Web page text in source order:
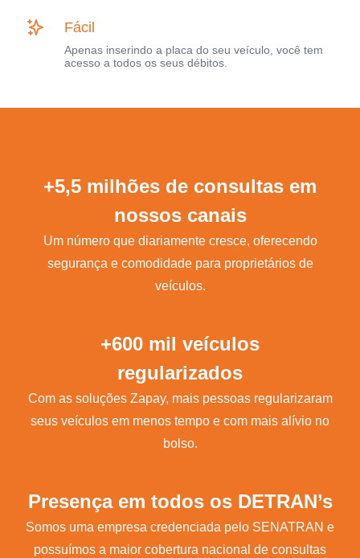
Fácil
Apenas inserindo a placa do seu veículo, você tem
acesso a todos os seus débitos.
+5,5 milhões de consultas em
nossos canais
Um número que diariamente cresce, oferecendo
segurança e comodidade para proprietários de
veículos.
+600 mil veículos
regularizados
Com as soluções Zapay, mais pessoas regularizaram
seus veículos em menos tempo e com mais alívio no
bolso.
Presença em todos os DETRAN’s
Somos uma empresa credenciada pelo SENATRAN e
possuímos a maior cobertura nacional de consultas